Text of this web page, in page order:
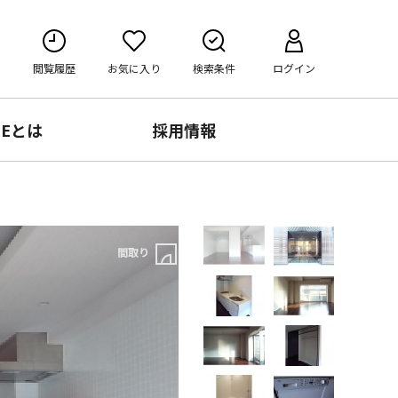
閲覧履歴 お気に入り 検索条件 ログイン
とは 採用情報
間取り